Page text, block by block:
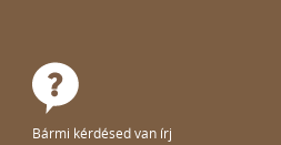
Bármi kérdésed van írj